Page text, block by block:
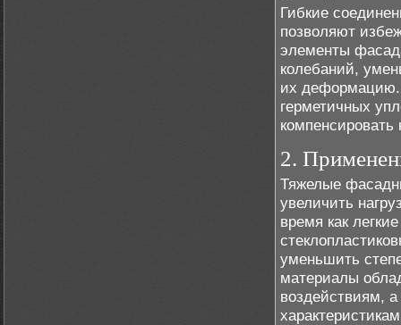
Гибкие
позволяют
элементы
колебаний,
их деформацию.
герметичных
2.
Тяжелые
увеличить
время как
уменьшить
материалы
воздействиям,